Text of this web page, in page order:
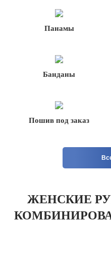
Панамы
Банданы
Пошив под заказ
ЖЕНСКИЕ